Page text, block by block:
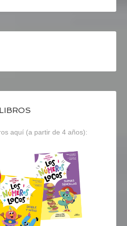
aquí (a partir de 4 años):